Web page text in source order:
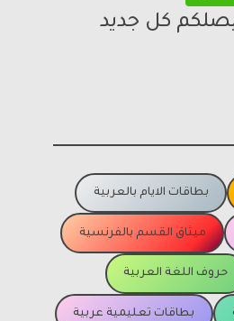
كل جديد
بطاقات الايام بالعربية
ميثاق القسم بالفرنسية
حروف اللغة العربية
بطاقات تعليمية عربية